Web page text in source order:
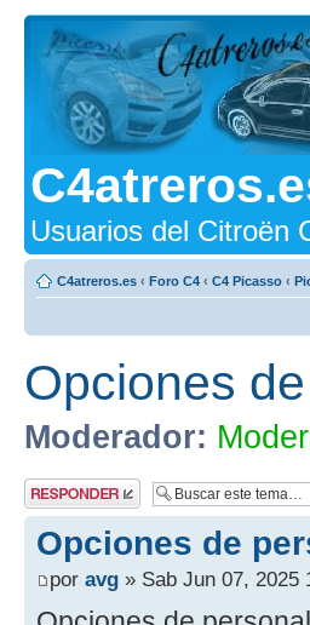
Usuarios del Citroën
C4atreros.es ‹ Foro C4 ‹ C4 Picasso ‹
Opciones
Moderador:
Publicar una
respuesta
Opciones de
por avg » Sab Jun 07, 2025